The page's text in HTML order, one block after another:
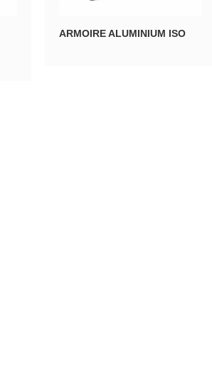
ARMOIRE ALUMINIUM ISO